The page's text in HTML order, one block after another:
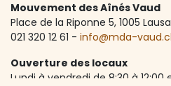
Mouvement des Aînés Vaud
Place de la Riponne 5, ​1005
021 320 12 61 - info@mda-
Ouverture des locaux
Lundi à vendredi de 8:30 à 12:00